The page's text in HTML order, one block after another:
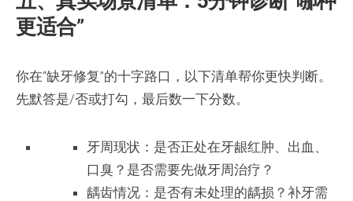
更适合”
你在“缺牙修复”的十字路口，以下清单帮你更快判断。
先默答是/否或打勾，最后数一下分数。
牙周现状：是否正处在牙龈红肿、出血、
口臭？是否需要先做牙周治疗？
龋齿情况：是否有未处理的龋损？补牙需